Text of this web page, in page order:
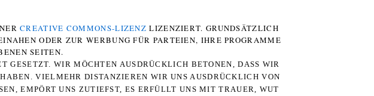
CREATIVE COMMONS-LIZENZ LIZENZIERT. GRUNDSÄTZLICH
ODER ZUR WERBUNG FÜR PARTEIEN, IHRE PROGRAMME
SEITEN.
GESETZT. WIR MÖCHTEN AUSDRÜCKLICH BETONEN, DASS WIR
VIELMEHR DISTANZIEREN WIR UNS AUSDRÜCKLICH VON
EMPÖRT UNS ZUTIEFST, ES ERFÜLLT UNS MIT TRAUER, WUT